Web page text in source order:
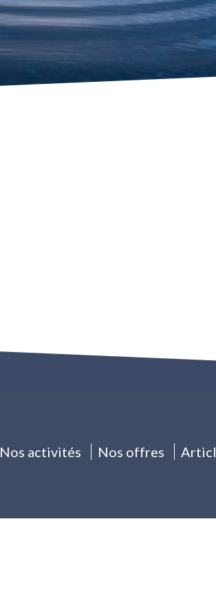
Nos activités Nos offres